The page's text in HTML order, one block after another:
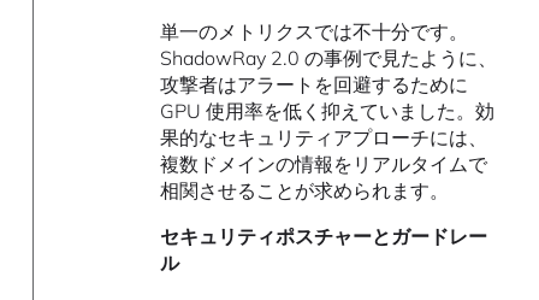
単一のメトリクスでは不十分です。
ShadowRay 2.0 の事例で見たように、
攻撃者はアラートを回避するために
GPU 使用率を低く抑えていました。効
果的なセキュリティアプローチには、
複数ドメインの情報をリアルタイムで
相関させることが求められます。
セキュリティポスチャーとガードレー
ル